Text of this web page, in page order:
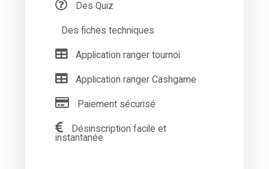
Des Quiz
Des fiches techniques
Application ranger tournoi
Application ranger Cashgame
Paiement sécurisé
Désinscription facile et
instantanée